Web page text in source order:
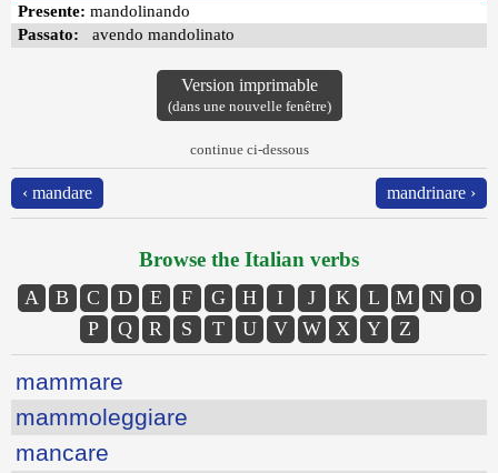
Presente: mandolinando
Passato: avendo mandolinato
Version imprimable
(dans une nouvelle fenêtre)
continue ci-dessous
‹ mandare mandrinare ›
Browse the Italian verbs
A B C D E F G H I J K L M N
O
P
Q R S T U V W X Y Z
mammare
mammoleggiare
mancare